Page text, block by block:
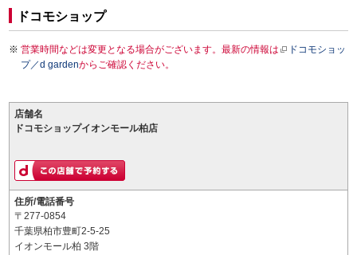
ドコモショップ
営業時間などは変更となる場合がございます。最新の情報は
ドコモショッ
プ／d gardenからご確認ください。
店舗名
ドコモショップイオンモール柏店
住所/電話番号
〒277-0854
千葉県柏市豊町2-5-25
イオンモール柏 3階